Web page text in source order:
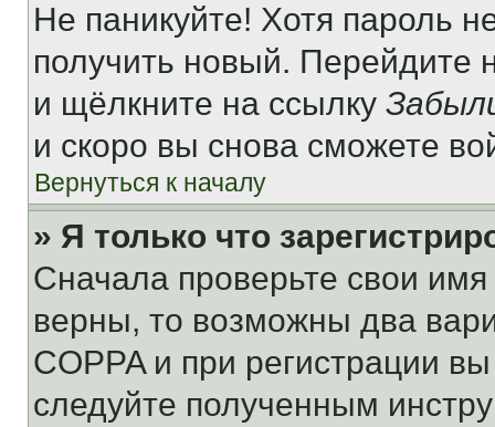
Не паникуйте! Хотя пароль
получить новый. Перейдите
и щёлкните на ссылку
и скоро вы снова сможете
Вернуться к началу
» Я только что
Сначала проверьте свои
верны, то возможны два
COPPA и при регистрации
следуйте полученным